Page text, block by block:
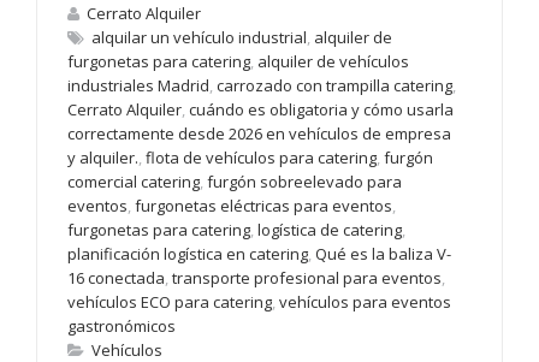
Cerrato Alquiler
alquilar un vehículo industrial, alquiler de
furgonetas para catering, alquiler de vehículos
industriales Madrid, carrozado con trampilla catering,
Cerrato Alquiler, cuándo es obligatoria y cómo usarla
correctamente desde 2026 en vehículos de empresa
y alquiler., flota de vehículos para catering, furgón
comercial catering, furgón sobreelevado para
eventos, furgonetas eléctricas para eventos,
furgonetas para catering, logística de catering,
planificación logística en catering, Qué es la baliza V-
16 conectada, transporte profesional para eventos,
vehículos ECO para catering, vehículos para eventos
gastronómicos
Vehículos